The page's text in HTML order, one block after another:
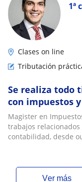
1ª
Clases on line
Tributación
Se realiza todo
con impuestos
Magister en
trabajos
contabilidad, desde
ver más